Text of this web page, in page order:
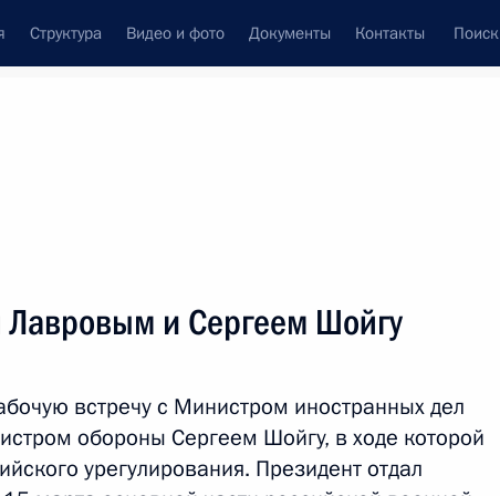
Структура Видео и фото Документы Контакты Поиск
Подписаться на ленту
Лавровым и Сергеем Шойгу
встречу с Министром иностранных дел
обороны Сергеем Шойгу, в ходе которой
урегулирования. Президент отдал